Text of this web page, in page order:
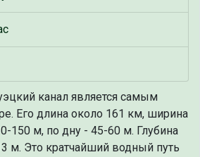
канал является самым
Его длина около 161 км, ширина
150 м, по дну - 45-60 м. Глубина
м. Это кратчайший водный путь